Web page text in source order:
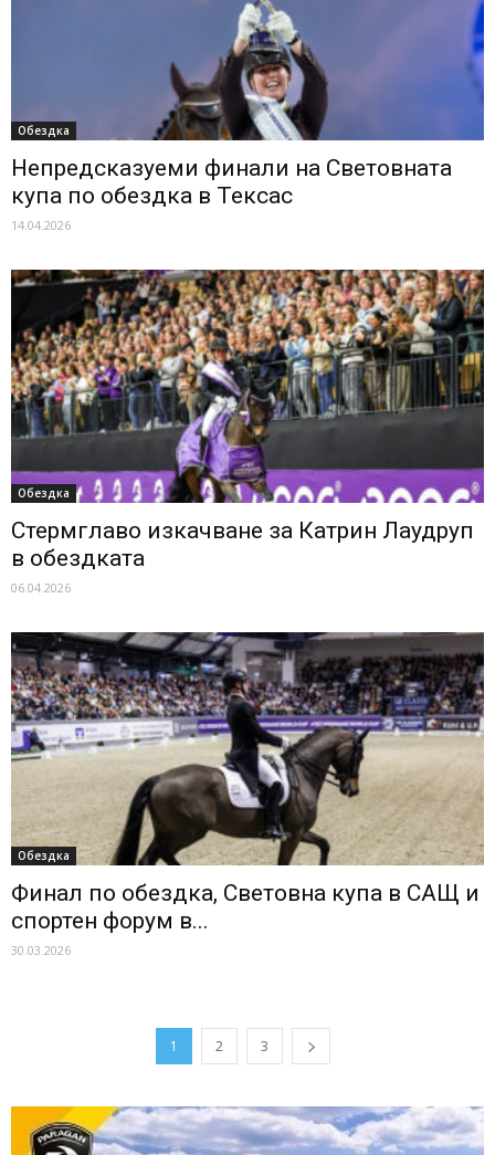
Обездка
Непредсказуеми финали на Световната
купа по обездка в Тексас
14.04.2026
Обездка
Стермглаво изкачване за Катрин Лаудруп
в обездката
06.04.2026
Обездка
Финал по обездка, Световна купа в САЩ и
спортен форум в...
30.03.2026
1 2 3